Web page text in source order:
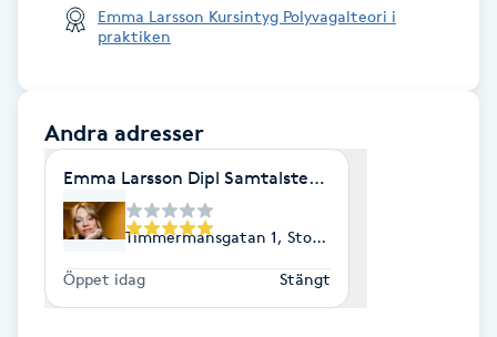
Kemisk peeling
Keratinbehandling
Kinesiologi
Kinesisk medicin
Kiropraktik
Emma Larsson Kursintyg Polyvagalteori i
praktiken
Andra adresser
Emma Larsson Dipl Samtalsterapeut & Parterapeut
Timmermansgatan 1, Stockholm
Öppet idag Stängt